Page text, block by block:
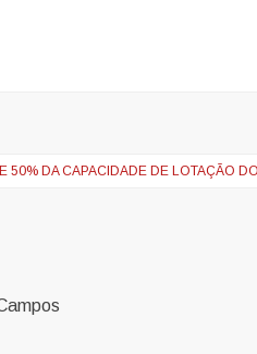
DA CAPACIDADE DE LOTAÇÃO